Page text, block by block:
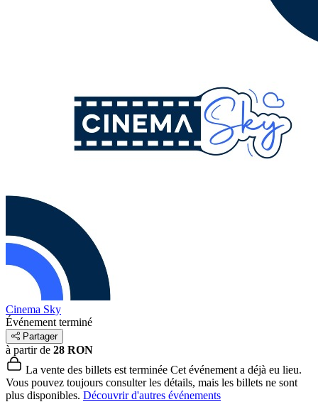
Cinema Sky
Événement terminé
Partager
à partir de 28 RON
La vente des billets est terminée Cet événement a déjà eu lieu.
Vous pouvez toujours consulter les détails, mais les billets ne sont
plus disponibles. Découvrir d'autres événements